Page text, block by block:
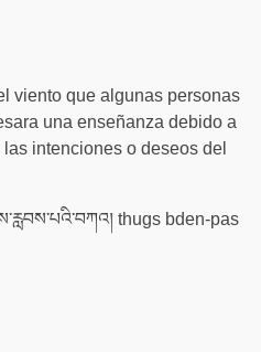
viento que algunas personas
una enseñanza debido a
intenciones o deseos del
thugs bden-pas